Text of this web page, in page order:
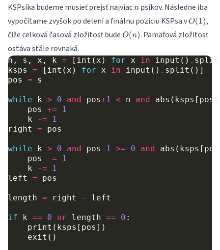
KSPsíka budeme musieť prejsť najviacn
n psíkov. Následne iba
vypočítame zvyšok po delení a finálnu pozíciu KSPsa vO(1)
O(1),
čiže celková časová zložitosť bude O(n)
O(n). Pamäťová zložitosť
ostáva stále rovnaká.
n , s , x , k = [ int ( x ) for x in input () . split
ksps
= [ int ( x ) for x in input () . split ()]
pos
= s
while k > 0 and pos+1 < n and abs ( ksps [ pos
pos
+=
1
k
-=
1
right
= pos
while k > 0 and pos - 1 >= 0 and abs ( ksps [ pos
pos
-=
1
k
-=
1
left
= pos
length = right - left
if k == 0 or length == 0 :
print ( ksps [ pos ])
exit ()